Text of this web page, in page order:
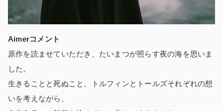
Aimerコメント
原作を読ませていただき、たいまつが照らす夜の海を思いま
した。
生きることと死ぬこと、トルフィンとトールズそれぞれの想
いを考えながら、